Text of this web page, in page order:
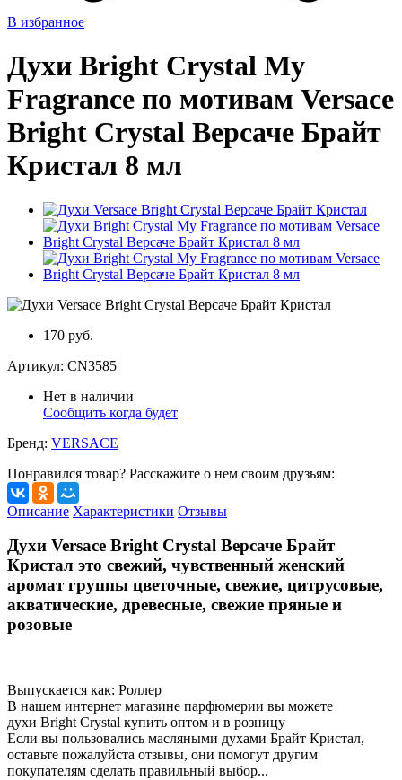
В избранное
Духи Bright Crystal My
Fragrance по мотивам Versace
Bright Crystal Версаче Брайт
Кристал 8 мл
170 руб.
Артикул: CN3585
Нет в наличии
Сообщить когда будет
Бренд: VERSACE
Понравился товар? Расскажите о нем своим друзьям:
Описание Характеристики Отзывы
Духи Versace Bright Crystal Версаче Брайт
Кристал это свежий, чувственный женский
аромат группы цветочные, свежие, цитрусовые,
акватические, древесные, свежие пряные и
розовые
Выпускается как: Роллер
В нашем интернет магазине парфюмерии вы можете
духи Bright Crystal купить оптом и в розницу
Если вы пользовались масляными духами Брайт Кристал,
оставьте пожалуйста отзывы, они помогут другим
покупателям сделать правильный выбор...